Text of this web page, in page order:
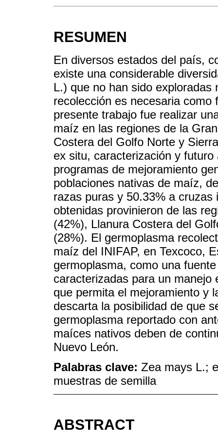
RESUMEN
En diversos estados del país,
existe una considerable
L.) que no han sido
recolección es necesaria
presente trabajo fue realizar
maíz en las regiones de la
Costera del Golfo Norte y
ex situ, caracterización y
programas de mejoramiento
poblaciones nativas de maíz,
razas puras y 50.33% a
obtenidas provinieron de las
(42%), Llanura Costera del
(28%). El germoplasma
maíz del INIFAP, en Texcoco,
germoplasma, como una
caracterizadas para un
que permita el mejoramiento y
descarta la posibilidad de que
germoplasma reportado con
maíces nativos deben de
Nuevo León.
Palabras clave: Zea mays L.;
muestras de semilla
ABSTRACT